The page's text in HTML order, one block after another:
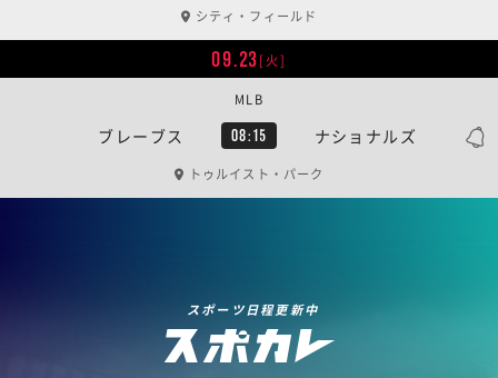
シティ・フィールド
09.23[火]
ブレーブス 08:15 ナショナルズ
MLB
トゥルイスト・パーク
スポーツ日程更新中